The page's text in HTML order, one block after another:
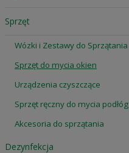
Sprzęt
Wózki i Zestawy do Sprzątania
Sprzęt do mycia okien
Urządzenia czyszczące
Sprzęt ręczny do mycia podłóg
Akcesoria do sprzątania
Dezynfekcja